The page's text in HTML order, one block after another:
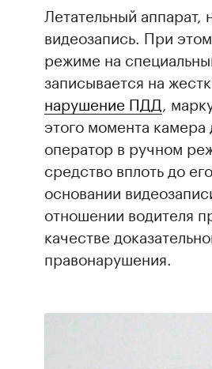
00:00 / 00:00
Летательный
видеозапись. При
режиме на
записывается на
нарушение ПДД ,
этого момента
оператор в ручном
средство вплоть до его
основании
отношении водителя
качестве
правонарушения.